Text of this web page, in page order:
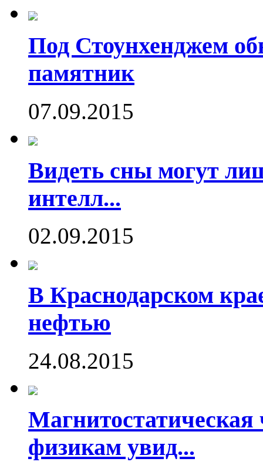
Под Стоунхенджем
памятник
07.09.2015
Видеть сны могут
интелл...
02.09.2015
В Краснодарском
нефтью
24.08.2015
Магнитостатическая
физикам увид...